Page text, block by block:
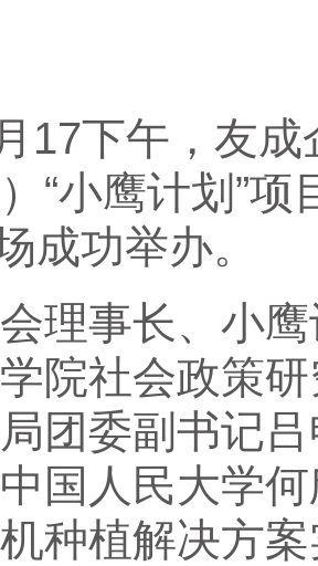
17下午，友
“小鹰计划”
成功举办。
理事长、小
院社会政策
团委副书记
国人民大学
种植解决方